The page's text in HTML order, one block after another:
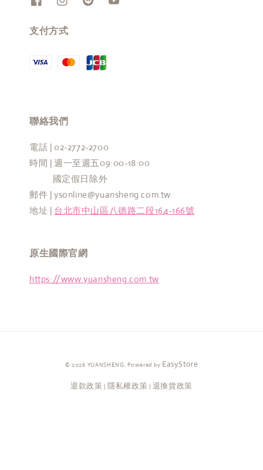
支付方式
聯絡我們
電話 | 02-2772-2700
時間 | 週一至週五09:00-18:00
國定假日除外
郵件 | ysonline@yuansheng.com.tw
地址 | 台北市中山區八德路二段164-166號
原生國際官網
https://www.yuansheng.com.tw
© 2026 YUANSHENG. Powered by EasyStore
退款政策 | 隱私權政策 | 退換貨政策